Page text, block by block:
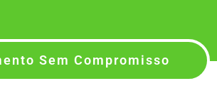
Sem Compromisso